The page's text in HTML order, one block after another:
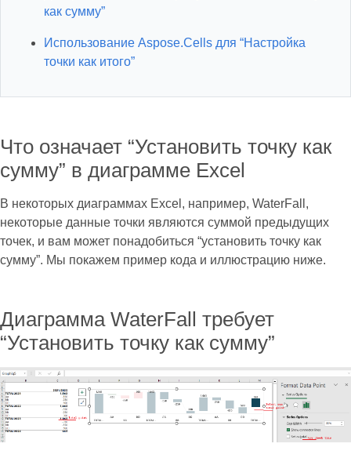
как сумму”
Использование Aspose.Cells для “Настройка
точки как итого”
Что означает “Установить точку как
сумму” в диаграмме Excel
В некоторых диаграммах Excel, например, WaterFall,
некоторые данные точки являются суммой предыдущих
точек, и вам может понадобиться “установить точку как
сумму”. Мы покажем пример кода и иллюстрацию ниже.
Диаграмма WaterFall требует
“Установить точку как сумму”